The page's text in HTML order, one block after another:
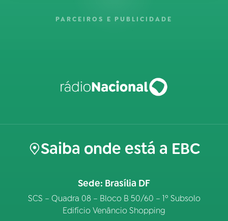
PARCEIROS E PUBLICIDADE
Saiba onde está a EBC
Sede: Brasília DF
SCS – Quadra 08 – Bloco B 50/60 – 1º Subsolo
Edifício Venâncio Shopping